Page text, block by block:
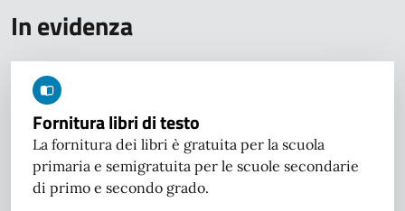
In evidenza
Fornitura libri di testo
La fornitura dei libri è gratuita per la scuola
primaria e semigratuita per le scuole secondarie
di primo e secondo grado.